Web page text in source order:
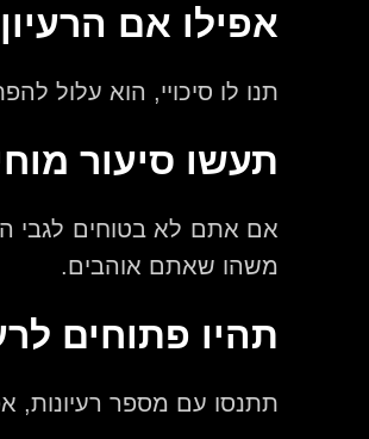
אפילו אם
תנו לו סיכויי, הוא עלול
תעשו סיעור
אם אתם לא בטוחים לגבי
משהו שאתם אוהבים.
תהיו פתוחים
תתנסו עם מספר רעיונות,